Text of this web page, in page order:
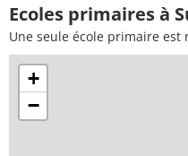
Ecoles primaires à
Une seule école primaire est
+
−